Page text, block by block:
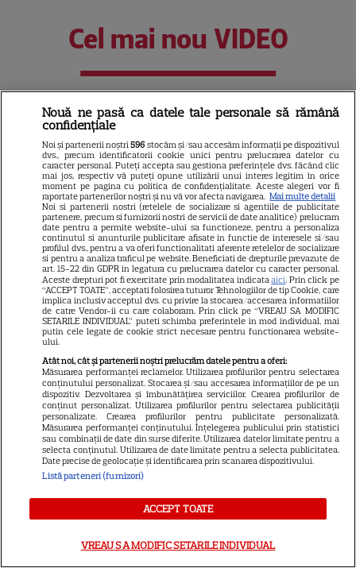
Cel mai nou VIDEO
PE ACELAȘI SUBIECT
Cine este Dara, artista din Bulgaria care a
dat lovitura la Eurovision 2026
Citește mai multe
în
Actorii turci ai
momentului
6
VEDETE STRĂINE
Onur Özaydın se alătură
serialului „La marginea lumii”.
Va interpreta prima iubire a
Alyei Albora
VEDETE STRĂINE
Nouă ne pasă ca datele tale personale să rămână
confidențiale
Noi și partenerii noștri596 stocăm și/sau accesăm informații pe dispozitivul
dvs., precum identificatorii cookie unici pentru prelucrarea datelor cu
caracter personal. Puteți accepta sau gestiona preferințele dvs. făcând clic
mai jos, respectiv vă puteți opune utilizării unui interes legitim în orice
moment pe pagina cu politica de confidențialitate. Aceste alegeri vor fi
raportate partenerilor noștri și nu vă vor afecta navigarea. Mai multe detalii
Noi si partenerii nostri (retelele de socializare si agentiile de publicitate
partenere, precum si furnizorii nostri de servicii de date analitice) prelucram
date pentru a permite website-ului sa functioneze, pentru a personaliza
continutul si anunturile publicitare afisate in functie de interesele si/sau
profilul dvs., pentru a va oferi functionalitati aferente retelelor de socializare
si pentru a analiza traficul pe website. Beneficiati de drepturile prevazute de
art. 15-22 din GDPR in legatura cu prelucrarea datelor cu caracter personal.
Aceste drepturi pot fi exercitate prin modalitatea indicataaici. Prin click pe
“ACCEPT TOATE”, acceptati folosirea tuturor Tehnologiilor de tip Cookie, care
implica inclusiv acceptul dvs. cu privire la stocarea/accesarea informatiilor
de catre Vendor-ii cu care colaboram. Prin click pe “VREAU SA MODIFIC
SETARILE INDIVIDUAL” puteti schimba preferintele in mod individual, mai
putin cele legate de cookie strict necesare pentru functionarea website-
ului.
Atât noi, cât și partenerii noștri prelucrăm datele pentru a oferi:
Măsurarea performanței reclamelor. Utilizarea profilurilor pentru selectarea
conținutului personalizat. Stocarea și/sau accesarea informațiilor de pe un
dispozitiv. Dezvoltarea și îmbunătățirea serviciilor. Crearea profilurilor de
conținut personalizat. Utilizarea profilurilor pentru selectarea publicității
personalizate. Crearea profilurilor pentru publicitate personalizată.
Măsurarea performanței conținutului. Înțelegerea publicului prin statistici
sau combinații de date din surse diferite. Utilizarea datelor limitate pentru a
selecta conținutul. Utilizarea de date limitate pentru a selecta publicitatea.
Date precise de geolocație și identificarea prin scanarea dispozitivului.
Listă parteneri (furnizori)
ACCEPT TOATE
VREAU SA MODIFIC SETARILE INDIVIDUAL